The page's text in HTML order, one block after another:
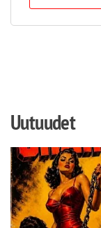
Uutuudet